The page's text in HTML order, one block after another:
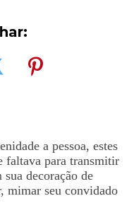
a pessoa, estes
faltava para transmitir
decoração de
mimar seu convidado